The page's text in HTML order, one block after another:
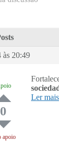
às 20:49
0
apoio
Ler